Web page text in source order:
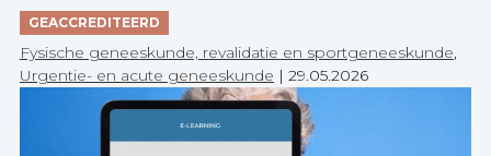
GEACCREDITEERD
Fysische geneeskunde, revalidatie en sportgeneeskunde,
Urgentie- en acute geneeskunde | 29.05.2026